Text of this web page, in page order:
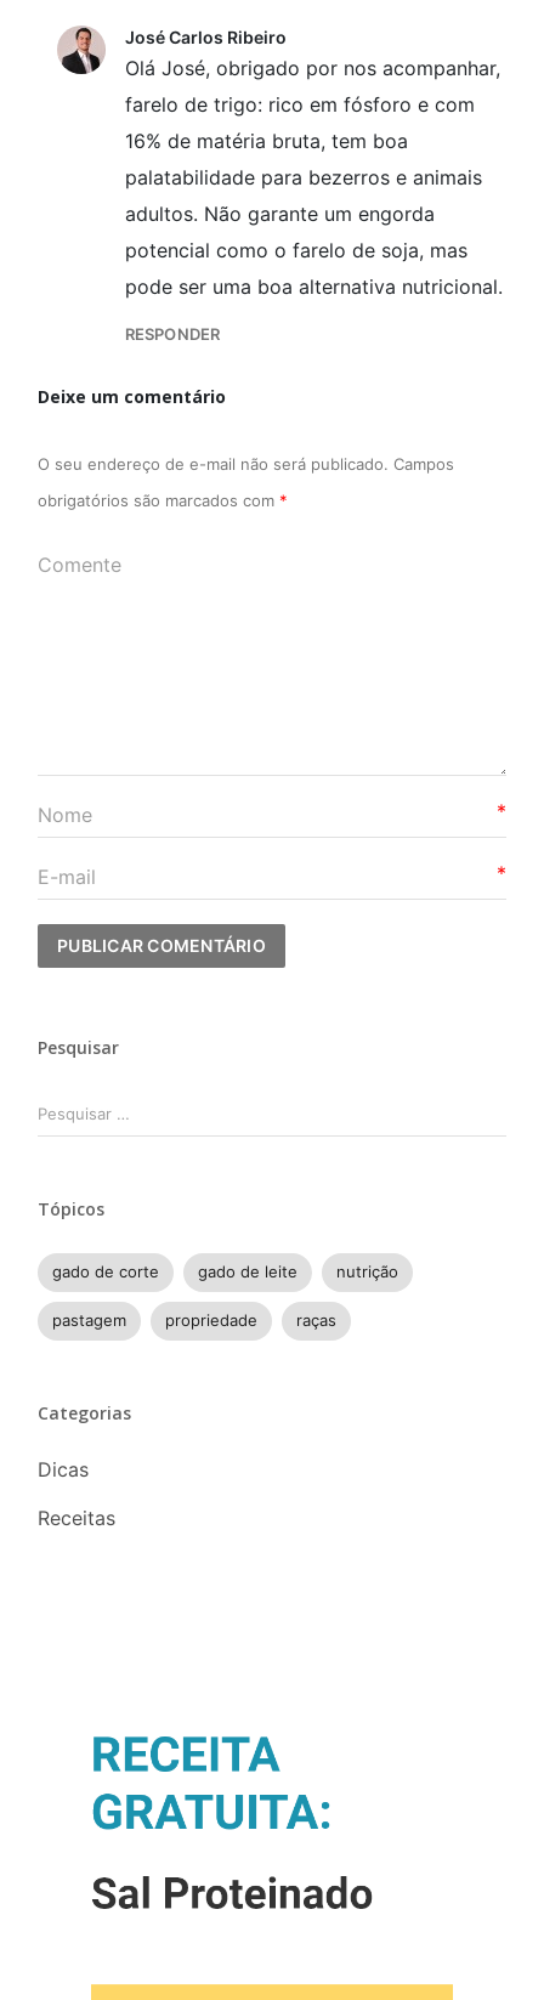
José Carlos Ribeiro
Olá José, obrigado por nos acompanhar,
farelo de trigo: rico em fósforo e com
16% de matéria bruta, tem boa
palatabilidade para bezerros e animais
adultos. Não garante um engorda
potencial como o farelo de soja, mas
pode ser uma boa alternativa nutricional.
RESPONDER
Deixe um comentário
O seu endereço de e-mail não será publicado. Campos
obrigatórios são marcados com *
*
*
Pesquisar
por:
Tópicos
gado de corte gado de leite nutrição
pastagem propriedade raças
Categorias
Dicas
Receitas